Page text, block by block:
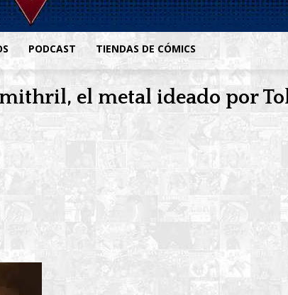
PODCAST TIENDAS DE CÓMICS
el metal ideado por